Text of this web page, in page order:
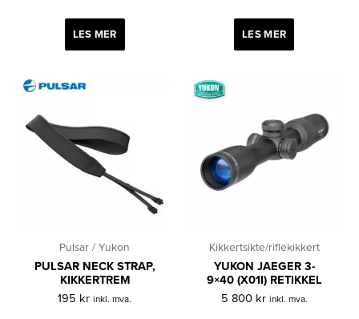
LES MER LES MER
Pulsar / Yukon
PULSAR NECK STRAP,
KIKKERTREM
195 kr inkl. mva.
Kikkertsikte/riflekikkert
YUKON JAEGER 3-
9×40 (X01I) RETIKKEL
5 800 kr inkl. mva.